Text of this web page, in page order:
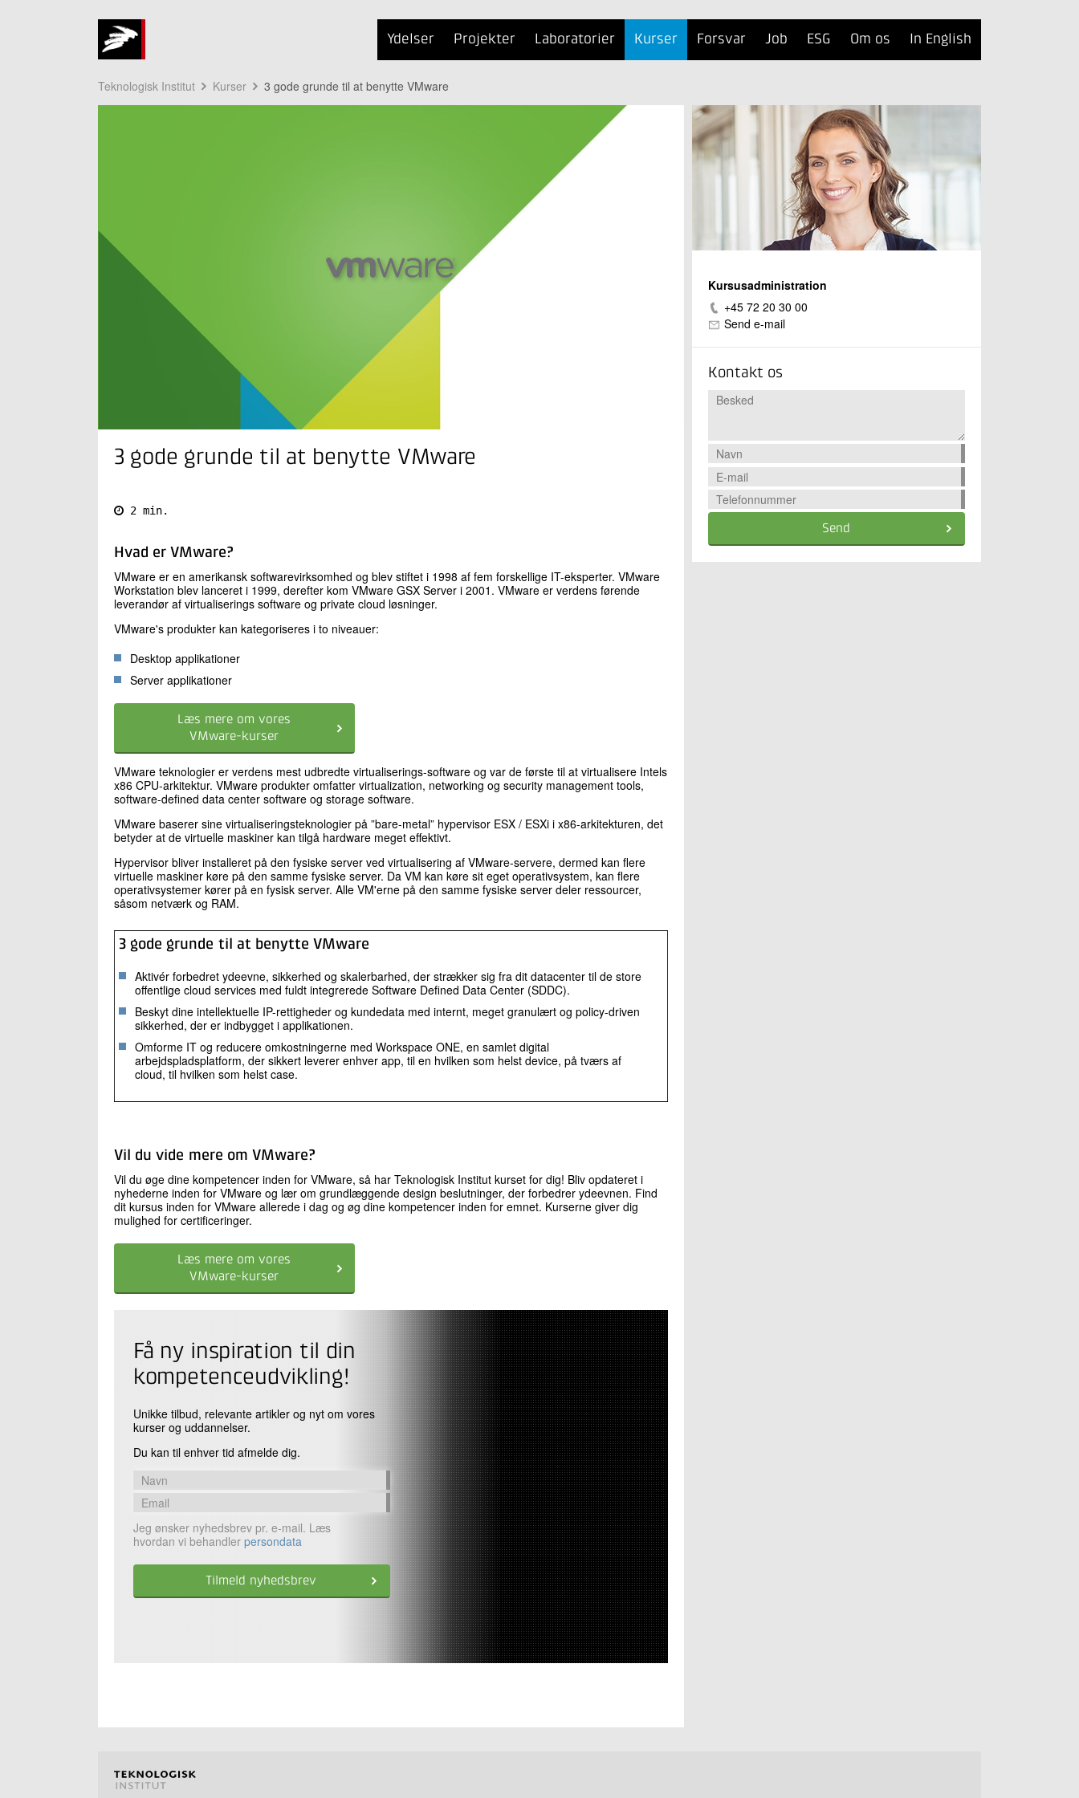
Ydelser Projekter Laboratorier Kurser Forsvar Job ESG Om os In English
Teknologisk Institut Kurser 3 gode grunde til at benytte VMware
3 gode grunde til at benytte VMware
2 min.
Hvad er VMware?
VMware er en amerikansk softwarevirksomhed og blev stiftet i 1998 af fem forskellige IT-eksperter. VMware
Workstation blev lanceret i 1999, derefter kom VMware GSX Server i 2001. VMware er verdens førende
leverandør af virtualiserings software og private cloud løsninger.
VMware's produkter kan kategoriseres i to niveauer:
Desktop applikationer
Server applikationer
Læs mere om vores
VMware-kurser
VMware teknologier er verdens mest udbredte virtualiserings-software og var de første til at virtualisere Intels
x86 CPU-arkitektur. VMware produkter omfatter virtualization, networking og security management tools,
software-defined data center software og storage software.
VMware baserer sine virtualiseringsteknologier på ”bare-metal” hypervisor ESX / ESXi i x86-arkitekturen, det
betyder at de virtuelle maskiner kan tilgå hardware meget effektivt.
Hypervisor bliver installeret på den fysiske server ved virtualisering af VMware-servere, dermed kan flere
virtuelle maskiner køre på den samme fysiske server. Da VM kan køre sit eget operativsystem, kan flere
operativsystemer kører på en fysisk server. Alle VM'erne på den samme fysiske server deler ressourcer,
såsom netværk og RAM.
3 gode grunde til at benytte VMware
Aktivér forbedret ydeevne, sikkerhed og skalerbarhed, der strækker sig fra dit datacenter til de store
offentlige cloud services med fuldt integrerede Software Defined Data Center (SDDC).
Beskyt dine intellektuelle IP-rettigheder og kundedata med internt, meget granulært og policy-driven
sikkerhed, der er indbygget i applikationen.
Omforme IT og reducere omkostningerne med Workspace ONE, en samlet digital
arbejdspladsplatform, der sikkert leverer enhver app, til en hvilken som helst device, på tværs af
cloud, til hvilken som helst case.
Vil du vide mere om VMware?
Vil du øge dine kompetencer inden for VMware, så har Teknologisk Institut kurset for dig! Bliv opdateret i
nyhederne inden for VMware og lær om grundlæggende design beslutninger, der forbedrer ydeevnen. Find
dit kursus inden for VMware allerede i dag og øg dine kompetencer inden for emnet. Kurserne giver dig
mulighed for certificeringer.
Læs mere om vores
VMware-kurser
Få ny inspiration til din
kompetenceudvikling!
Unikke tilbud, relevante artikler og nyt om vores
kurser og uddannelser.
Du kan til enhver tid afmelde dig.
Jeg ønsker nyhedsbrev pr. e-mail. Læs
hvordan vi behandler persondata
Kursusadministration
+45 72 20 30 00
Send e-mail
Kontakt os
Send